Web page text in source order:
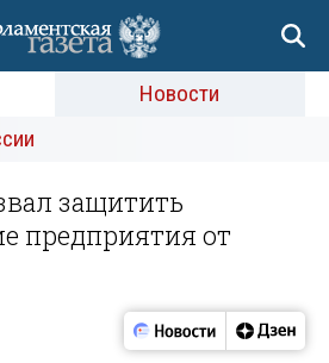
Новости
защитить
предприятия от